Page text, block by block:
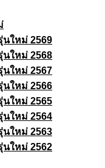
นใหม่ 2569
นใหม่ 2568
นใหม่ 2567
นใหม่ 2566
นใหม่ 2565
นใหม่ 2564
นใหม่ 2563
นใหม่ 2562